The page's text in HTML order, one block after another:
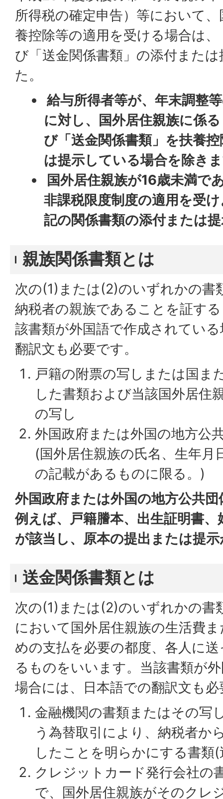
所得税の確定申告）等において
養控除等の適用を受ける場合は
び「送金関係書類」の添付また
た。
給与所得者等が、年末調整
に対し、国外居住親族に係
び「送金関係書類」を扶養
は提示している場合を除き
国外居住親族が16歳未満で
非課税限度制度の適用を受
記の関係書類の添付または
親族関係書類とは
次の(1)または(2)のいずれかの書
納税者の親族であることを証す
該書類が外国語で作成されてい
翻訳文も必要です。
戸籍の附票の写しまたは国ま
した書類および当該国外居住
の写し
外国政府または外国の地方公
(国外居住親族の氏名、生年月
の記載があるものに限る。)
外国政府または外国の地方公共
例えば、戸籍謄本、出生証明書
が該当し、原本の提出または提
送金関係書類とは
次の(1)または(2)のいずれかの書
において国外居住親族の生活費
めの支払を必要の都度、各人に
るものをいいます。当該書類が
場合には、日本語での翻訳文も
金融機関の書類またはその写
う為替取引により、納税者か
したことを明らかにする書類
クレジットカード発行会社の
で、国外居住親族がそのクレ